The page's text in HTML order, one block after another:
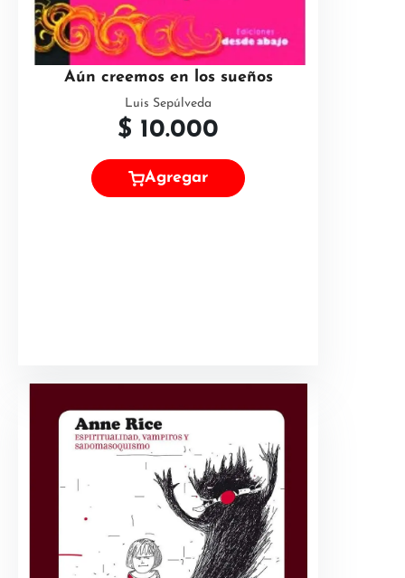
Aún creemos en los sueños
Luis Sepúlveda
$ 10.000
Agregar